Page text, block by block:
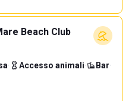
Beach Club
· Accesso animali· Bar·